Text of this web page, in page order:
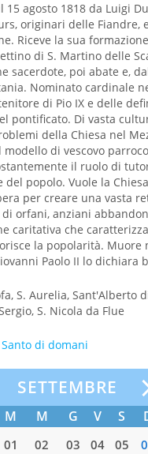
15 agosto 1818 da Luigi
originari delle Fiandre,
Riceve la sua
di S. Martino delle
sacerdote, poi abate e,
Nominato cardinale
di Pio IX e delle
pontificato. Di vasta
della Chiesa nel
modello di vescovo
il ruolo di
popolo. Vuole la
per creare una vasta
di orfani, anziani
caritativa che
la popolarità. Muore
Paolo II lo dichiara
S. Aurelia, Sant'Alberto
S. Nicola da Flue
di domani
SETTEMBRE
M M G V S
01 02 03 04 05